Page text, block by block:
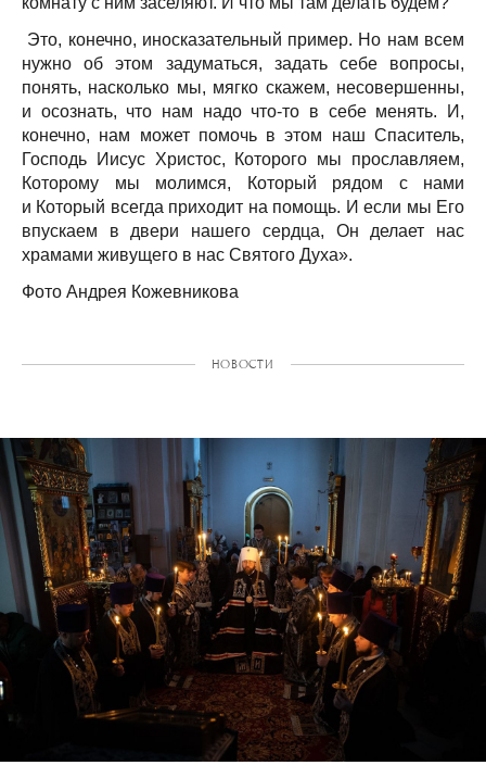
Это, конечно, иносказательный пример. Но нам всем
нужно об этом задуматься, задать себе вопросы,
понять, насколько мы, мягко скажем, несовершенны,
и осознать, что нам надо что-то в себе менять. И,
конечно, нам может помочь в этом наш Спаситель,
Господь Иисус Христос, Которого мы прославляем,
Которому мы молимся, Который рядом с нами
и Который всегда приходит на помощь. И если мы Его
впускаем в двери нашего сердца, Он делает нас
храмами живущего в нас Святого Духа».
Фото Андрея Кожевникова
НОВОСТИ